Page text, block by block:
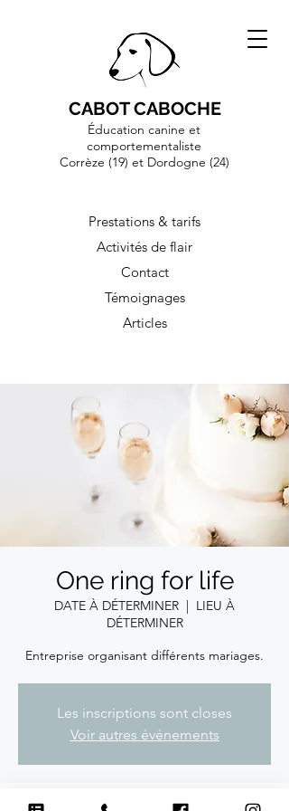
CABOT CABOCHE
Éducation canine et
comportementaliste
Corrèze (19) et Dordogne (24)
Prestations & tarifs
Activités de flair
Contact
Témoignages
Articles
One ring for life
DATE À DÉTERMINER
  |
LIEU À
DÉTERMINER
Entreprise organisant différents mariages.
Les inscriptions sont closes
Voir autres événements